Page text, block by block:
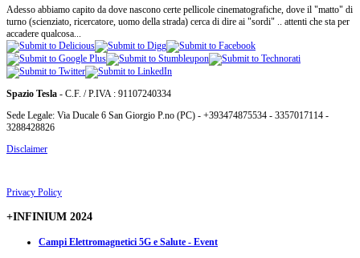
Adesso abbiamo capito da dove nascono certe pellicole cinematografiche, dove il "matto" di
turno (scienziato, ricercatore, uomo della strada) cerca di dire ai "sordi" .. attenti che sta per
accadere qualcosa...
Spazio Tesla - C.F. / P.IVA : 91107240334
Sede Legale: Via Ducale 6 San Giorgio P.no (PC) - +393474875534 - 3357017114 -
3288428826
Disclaimer
Privacy Policy
+INFINIUM 2024
Campi Elettromagnetici 5G e Salute - Event